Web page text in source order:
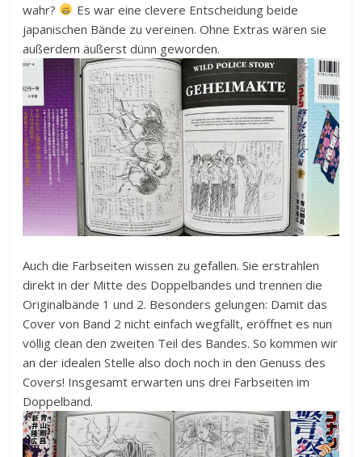
wahr?
Es war eine clevere Entscheidung beide
japanischen Bände zu vereinen. Ohne Extras wären sie
außerdem äußerst dünn geworden.
Auch die Farbseiten wissen zu gefallen. Sie erstrahlen
direkt in der Mitte des Doppelbandes und trennen die
Originalbände 1 und 2. Besonders gelungen: Damit das
Cover von Band 2 nicht einfach wegfällt, eröffnet es nun
völlig clean den zweiten Teil des Bandes. So kommen wir
an der idealen Stelle also doch noch in den Genuss des
Covers! Insgesamt erwarten uns drei Farbseiten im
Doppelband.